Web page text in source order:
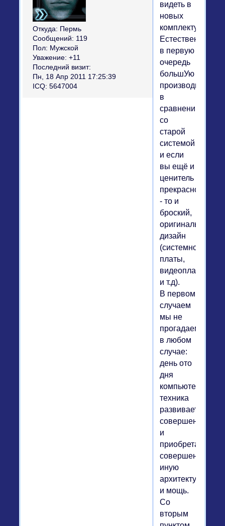
Откуда: Пермь
Сообщений: 119
Пол: Мужской
Уважение: +11
Последний визит:
Пн, 18 Апр 2011 17:25:39
ICQ: 5647004
видеть в
новых
комплектующих?
Естественно,
в первую
очередь
большУю
в
сравнении
со
старой
системой
и если
вы ещё и
ценитель
прекрасного
- то и
броский,
оригинальный
дизайн
(системной
платы,
видеоплаты
и т.д).
В первом
случаем
мы не
прогадаем
в любом
случае:
день ото
дня
компьютерная
техника
развивается,
и
приобретает
совершенно
иную
архитектуру
и мощь.
Со
вторым